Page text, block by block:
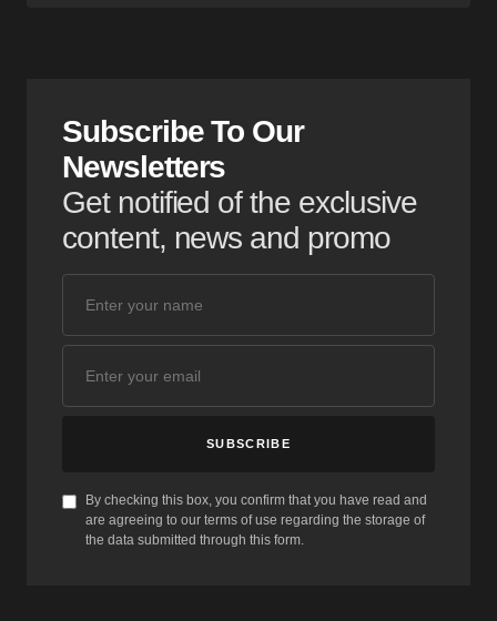
Subscribe To Our
Newsletters
Get notified of the exclusive
content, news and promo
SUBSCRIBE
By checking this box, you confirm that you have read and
are agreeing to our terms of use regarding the storage of
the data submitted through this form.